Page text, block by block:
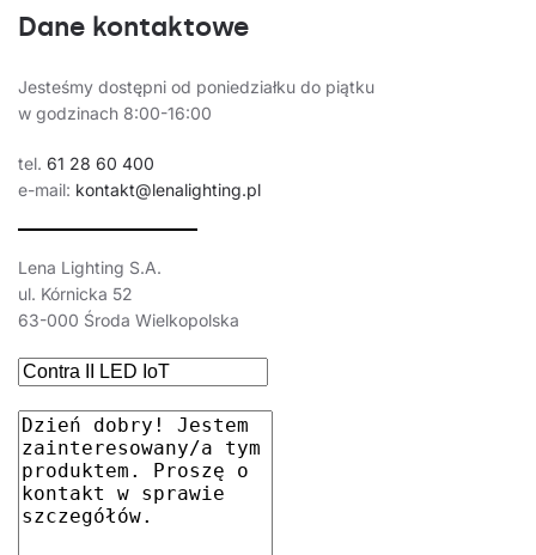
Dane kontaktowe
Jesteśmy dostępni od poniedziałku do piątku
w godzinach 8:00-16:00
tel. 61 28 60 400
e-mail: kontakt@lenalighting.pl
Lena Lighting S.A.
ul. Kórnicka 52
63-000 Środa Wielkopolska